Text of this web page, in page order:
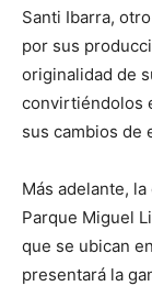
Santi Ibarra,
por sus
originalidad de
convirtiéndolos
sus cambios de
Más adelante,
Parque Miguel
que se ubican
presentará la